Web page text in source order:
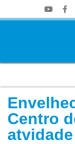
Centro